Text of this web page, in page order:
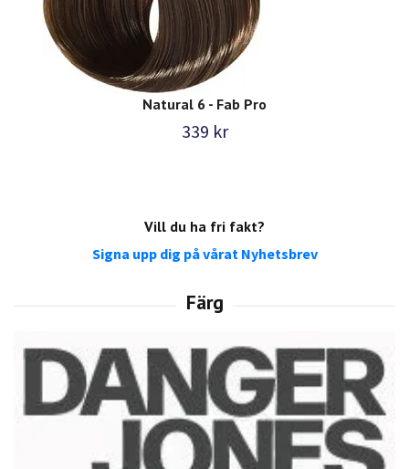
Vill du ha fri fakt?
Signa upp dig på vårat Nyhetsbrev
Natural 6 - Fab Pro
339 kr